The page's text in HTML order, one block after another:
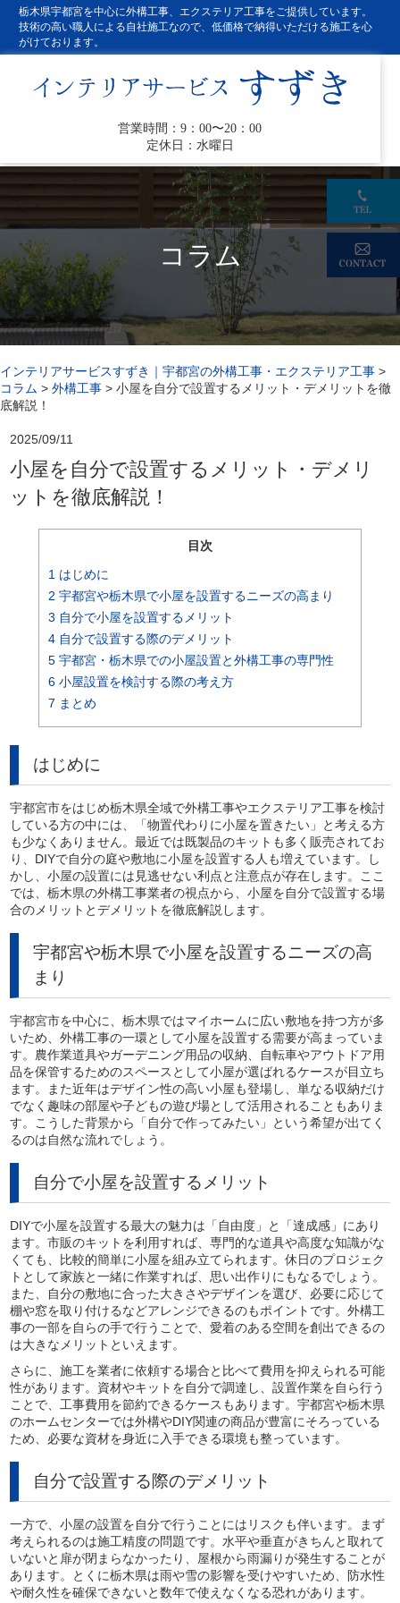
栃木県宇都宮を中心に外構工事、エクステリア工事をご提供しています。
技術の高い職人による自社施工なので、低価格で納得いただける施工を心
がけております。
営業時間：9：00〜20：00
定休日：水曜日
コラム
インテリアサービスすずき｜宇都宮の外構工事・エクステリア工事 >
コラム > 外構工事 > 小屋を自分で設置するメリット・デメリットを徹
底解説！
2025/09/11
小屋を自分で設置するメリット・デメリ
ットを徹底解説！
目次
1 はじめに
2 宇都宮や栃木県で小屋を設置するニーズの高まり
3 自分で小屋を設置するメリット
4 自分で設置する際のデメリット
5 宇都宮・栃木県での小屋設置と外構工事の専門性
6 小屋設置を検討する際の考え方
7 まとめ
はじめに
宇都宮市をはじめ栃木県全域で外構工事やエクステリア工事を検討
している方の中には、「物置代わりに小屋を置きたい」と考える方
も少なくありません。最近では既製品のキットも多く販売されてお
り、DIYで自分の庭や敷地に小屋を設置する人も増えています。し
かし、小屋の設置には見逃せない利点と注意点が存在します。ここ
では、栃木県の外構工事業者の視点から、小屋を自分で設置する場
合のメリットとデメリットを徹底解説します。
宇都宮や栃木県で小屋を設置するニーズの高
まり
宇都宮市を中心に、栃木県ではマイホームに広い敷地を持つ方が多
いため、外構工事の一環として小屋を設置する需要が高まっていま
す。農作業道具やガーデニング用品の収納、自転車やアウトドア用
品を保管するためのスペースとして小屋が選ばれるケースが目立ち
ます。また近年はデザイン性の高い小屋も登場し、単なる収納だけ
でなく趣味の部屋や子どもの遊び場として活用されることもありま
す。こうした背景から「自分で作ってみたい」という希望が出てく
るのは自然な流れでしょう。
自分で小屋を設置するメリット
DIYで小屋を設置する最大の魅力は「自由度」と「達成感」にあり
ます。市販のキットを利用すれば、専門的な道具や高度な知識がな
くても、比較的簡単に小屋を組み立てられます。休日のプロジェク
トとして家族と一緒に作業すれば、思い出作りにもなるでしょう。
また、自分の敷地に合った大きさやデザインを選び、必要に応じて
棚や窓を取り付けるなどアレンジできるのもポイントです。外構工
事の一部を自らの手で行うことで、愛着のある空間を創出できるの
は大きなメリットといえます。
さらに、施工を業者に依頼する場合と比べて費用を抑えられる可能
性があります。資材やキットを自分で調達し、設置作業を自ら行う
ことで、工事費用を節約できるケースもあります。宇都宮や栃木県
のホームセンターでは外構やDIY関連の商品が豊富にそろっている
ため、必要な資材を身近に入手できる環境も整っています。
自分で設置する際のデメリット
一方で、小屋の設置を自分で行うことにはリスクも伴います。まず
考えられるのは施工精度の問題です。水平や垂直がきちんと取れて
いないと扉が閉まらなかったり、屋根から雨漏りが発生することが
あります。とくに栃木県は雨や雪の影響を受けやすいため、防水性
や耐久性を確保できないと数年で使えなくなる恐れがあります。